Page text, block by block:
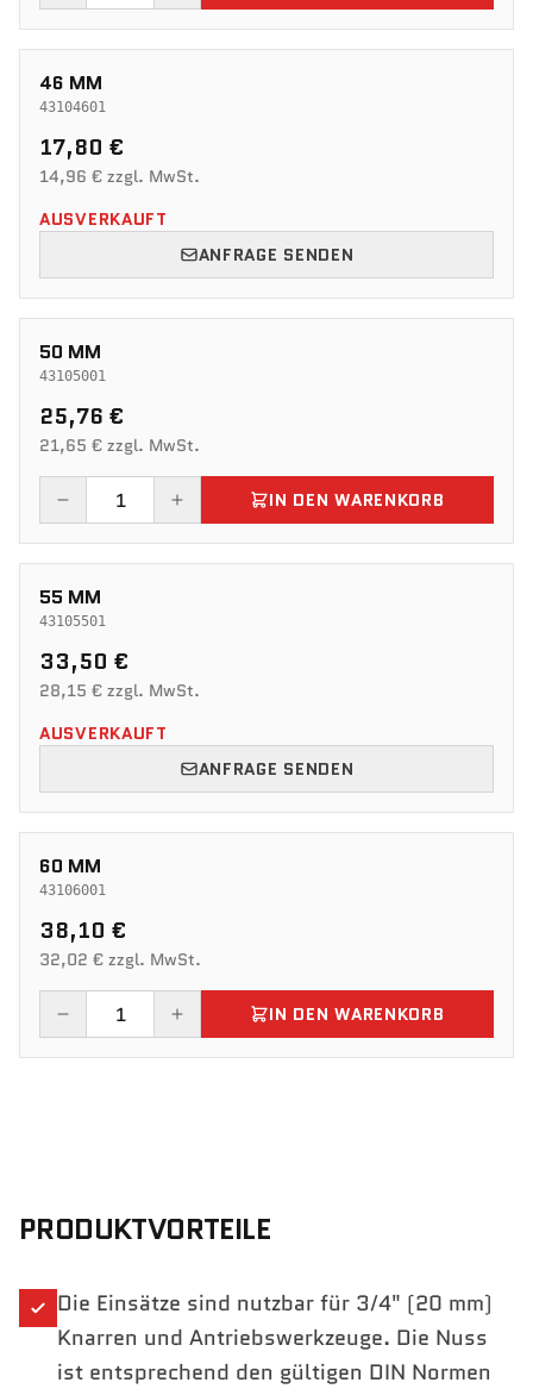
46 MM
43104601
17,80 €
14,96 € zzgl. MwSt.
AUSVERKAUFT
ANFRAGE SENDEN
50 MM
43105001
25,76 €
21,65 € zzgl. MwSt.
IN DEN WARENKORB
55 MM
43105501
33,50 €
28,15 € zzgl. MwSt.
AUSVERKAUFT
ANFRAGE SENDEN
60 MM
43106001
38,10 €
32,02 € zzgl. MwSt.
IN DEN WARENKORB
PRODUKTVORTEILE
Die Einsätze sind nutzbar für 3/4" (20 mm)
Knarren und Antriebswerkzeuge. Die Nuss
ist entsprechend den gültigen DIN Normen